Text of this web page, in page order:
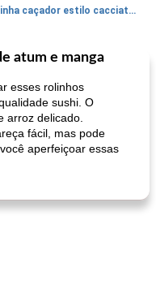
galinha caçador estilo cacciatore
Beverage
de romã temperada
atum e manga
esses rolinhos
sushi. O
arroz delicado.
fácil, mas pode
aperfeiçoar essas